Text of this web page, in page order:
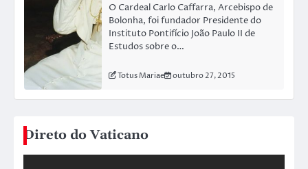
O Cardeal Carlo Caffarra, Arcebispo de
Bolonha, foi fundador Presidente do
Instituto Pontifício João Paulo II de
Estudos sobre o…
Totus Mariae outubro 27, 2015
Direto do Vaticano